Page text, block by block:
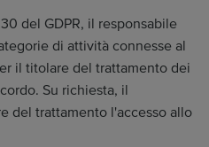
del GDPR, il responsabile
di attività connesse al
il titolare del trattamento dei
Su richiesta, il
del trattamento l'accesso allo